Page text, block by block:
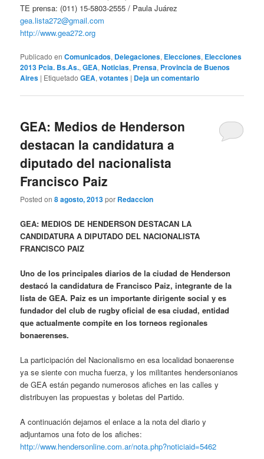
TE prensa: (011) 15-5803-2555 / Paula Juárez
gea.lista272@gmail.com
http://www.gea272.org
Publicado en Comunicados, Delegaciones, Elecciones, Elecciones
2013 Pcia. Bs.As.,GEA,Noticias, Prensa, Provincia de Buenos
Aires | Etiquetado GEA,votantes | Deja un comentario
GEA: Medios de Henderson
destacan la candidatura a
diputado del nacionalista
Francisco Paiz
Posted on8 agosto, 2013por Redaccion
GEA: MEDIOS DE HENDERSON DESTACAN LA
CANDIDATURA A DIPUTADO DEL NACIONALISTA
FRANCISCO PAIZ
Uno de los principales diarios de la ciudad de Henderson
destacó la candidatura de Francisco Paiz, integrante de la
lista de GEA. Paiz es un importante dirigente social y es
fundador del club de rugby oficial de esa ciudad, entidad
que actualmente compite en los torneos regionales
bonaerenses.
La participación del Nacionalismo en esa localidad bonaerense
ya se siente con mucha fuerza, y los militantes hendersonianos
de GEA están pegando numerosos afiches en las calles y
distribuyen las propuestas y boletas del Partido.
A continuación dejamos el enlace a la nota del diario y
adjuntamos una foto de los afiches:
http://www.hendersonline.com.ar/nota.php?noticiaid=5462